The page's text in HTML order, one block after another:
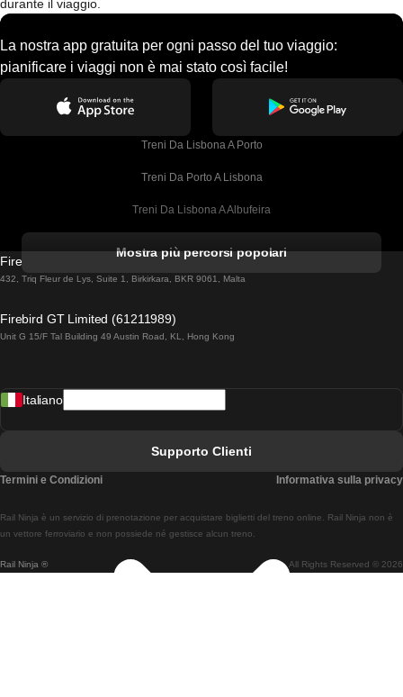
durante il viaggio.
La nostra app gratuita per ogni passo del tuo viaggio:
pianificare i viaggi non è mai stato così facile!
Treni Da Lisbona A Porto
Treni Da Porto A Lisbona
Treni Da Lisbona A Albufeira
Treni Da Lisbona A Lagos
Treni Da Lisbona A Madrid
Treni Da Lisbon A Braga
Treni Da Braga A Lisbona
Mostra più percorsi popolari
Firebird GT Limited (OC 1451)
432, Triq Fleur de Lys, Suite 1, Birkirkara, BKR 9061, Malta
Firebird GT Limited (61211989)
Unit G 15/F Tal Building 49 Austin Road, KL, Hong Kong
Rail Ninja ® All Rights Reserved © 2026
Rail Ninja è un servizio di prenotazione per acquistare biglietti del treno online. Rail Ninja non è
un vettore ferroviario e non possiede né gestisce alcun treno.
Italiano
Supporto Clienti
Termini e Condizioni Informativa sulla privacy